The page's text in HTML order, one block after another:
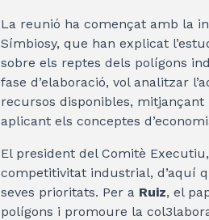
La reunió ha començat amb la
Símbiosy, que han explicat
sobre els reptes dels polígons
fase d’elaboració, vol analitzar
recursos disponibles, mitjançant
aplicant els conceptes
El president del Comitè Executiu,
competitivitat industrial, d’aquí
seves prioritats. Per a Ruiz, el
polígons i promoure la